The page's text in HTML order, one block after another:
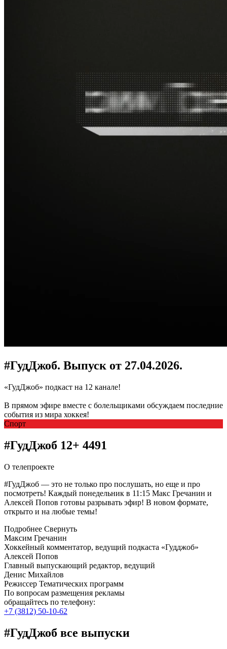
#ГудДжоб. Выпуск от 27.04.2026.
«ГудДжоб» подкаст на 12 канале!
В прямом эфире вместе с болельщиками обсуждаем последние
события из мира хоккея!
Спорт
#ГудДжоб 12+ 4491
О телепроекте
#ГудДжоб — это не только про послушать, но еще и про
посмотреть! Каждый понедельник в 11:15 Макс Гречанин и
Алексей Попов готовы разрывать эфир! В новом формате,
открыто и на любые темы!
Подробнее Свернуть
Максим Гречанин
Хоккейный комментатор, ведущий подкаста «Гудджоб»
Алексей Попов
Главный выпускающий редактор, ведущий
Денис Михайлов
Режиссер Тематических программ
По вопросам размещения рекламы
обращайтесь по телефону:
+7 (3812) 50-10-62
#ГудДжоб все выпуски